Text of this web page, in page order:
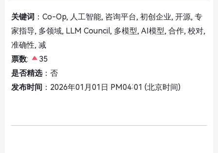
关键词 ：Co-Op, 人工智能, 咨询平台, 初创企业, 开源, 专
家指导, 多领域, LLM Council, 多模型, AI模型, 合作, 校对,
准确性, 减
票数:
35
是否精选：否
发布时间 ：2026年01月01日 PM04:01 (北京时间)